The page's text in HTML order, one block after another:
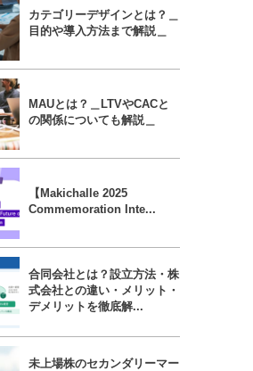
カテゴリーデザインとは？＿
目的や導入方法まで解説＿
MAUとは？＿LTVやCACと
の関係についても解説＿
【Makichalle 2025
Commemoration Inte...
合同会社とは？設立方法・株
式会社との違い・メリット・
デメリットを徹底解...
未上場株のセカンダリーマー